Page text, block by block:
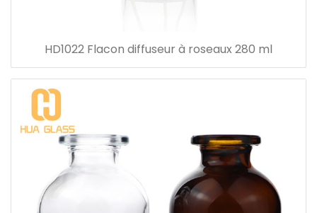
HD1022 Flacon diffuseur à roseaux 280 ml